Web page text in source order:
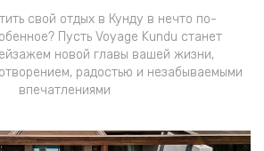
свой отдых в Кунду в нечто по-
Пусть Voyage Kundu станет
новой главы вашей жизни,
радостью и незабываемыми
впечатлениями